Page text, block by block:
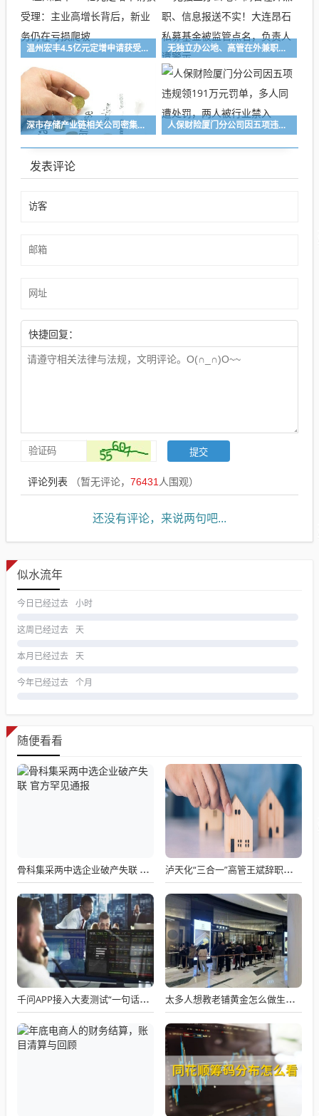
温州宏丰4.5亿元定增申请获受理：主业高增长背后，新业务仍在亏损爬坡 无独立办公地、高管在外兼职、信息报送不实！大连昂石私募基金被监管点名，负责人遭警示
深市存储产业链相关公司密集释放积极信号，业界看好行业高景气度持续性 人保财险厦门分公司因五项违规领191万元罚单，多人同遭处罚，两人被行业禁入
发表评论
快捷回复：
评论列表 （暂无评论， 76431 人围观）
还没有评论，来说两句吧...
似水流年
今日已经过去 小时
这周已经过去 天
本月已经过去 天
今年已经过去 个月
随便看看
骨科集采两中选企业破产失联 官方罕见通报 泸天化“三合一”高管王斌辞职：高管变动叠加财务、业绩双重压力，公司进入阶段性调整期
千问APP接入大麦测试“一句话买电影票” 太多人想教老铺黄金怎么做生意了